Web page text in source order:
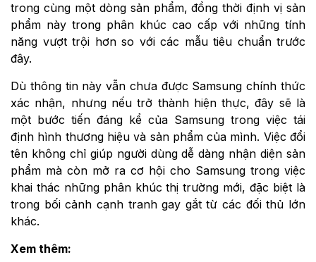
trong cùng một dòng sản phẩm, đồng thời định vị sản
phẩm này trong phân khúc cao cấp với những tính
năng vượt trội hơn so với các mẫu tiêu chuẩn trước
đây.
Dù thông tin này vẫn chưa được Samsung chính thức
xác nhận, nhưng nếu trở thành hiện thực, đây sẽ là
một bước tiến đáng kể của Samsung trong việc tái
định hình thương hiệu và sản phẩm của mình. Việc đổi
tên không chỉ giúp người dùng dễ dàng nhận diện sản
phẩm mà còn mở ra cơ hội cho Samsung trong việc
khai thác những phân khúc thị trường mới, đặc biệt là
trong bối cảnh cạnh tranh gay gắt từ các đối thủ lớn
khác.
Xem thêm: